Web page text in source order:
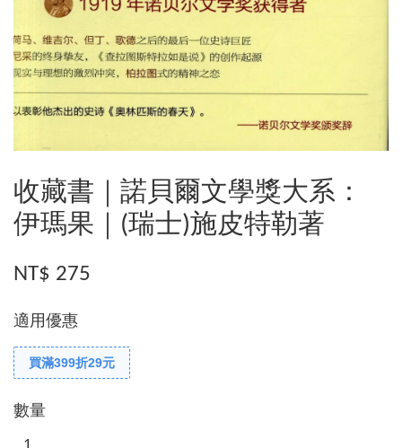
收藏書｜諾貝爾文學獎大系：
伊瑪果｜(瑞士)施皮特勒著
NT$ 275
適用優惠
買滿399折29元
數量